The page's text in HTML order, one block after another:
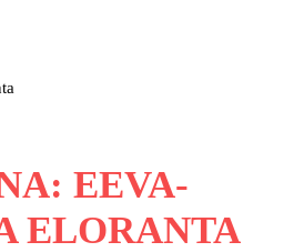
EEVA-
ELORANTA